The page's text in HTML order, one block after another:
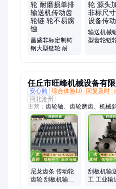
金配套齿轮、铸钢锻造链轮、铸
模数齿条、蜗轮蜗杆、异型件类
昌盛非标定制铸
钢大型链轮 耐磨
输送机械
型齿轮链
任丘市旺峰机械设备有限
安心购
综合体验L0 回复及时
河北沧州
主营： 齿轮轴、齿轮磨齿、机械
件
尼龙齿条 传动轮
齿轮 刮板机输送
刮板机输
工 工业输